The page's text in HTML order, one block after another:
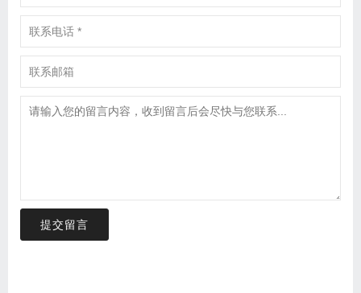
提交留言